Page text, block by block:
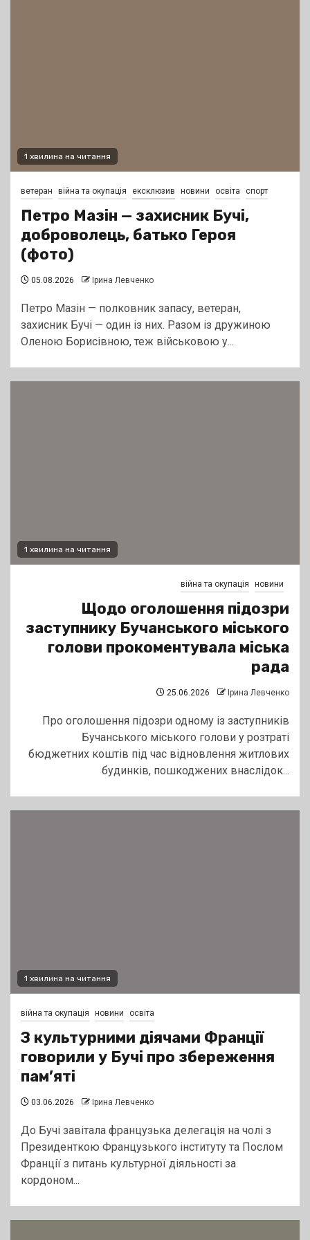
1 хвилина на читання
ветеран війна та окупація ексклюзив новини освіта спорт
Петро Мазін — захисник Бучі,
доброволець, батько Героя
(фото)
05.08.2026 Ірина Левченко
Петро Мазін — полковник запасу, ветеран,
захисник Бучі — один із них. Разом із дружиною
Оленою Борисівною, теж військовою у...
1 хвилина на читання
війна та окупація новини
Щодо оголошення підозри
заступнику Бучанського міського
голови прокоментувала міська
рада
25.06.2026 Ірина Левченко
Про оголошення підозри одному із заступників
Бучанського міського голови у розтраті
бюджетних коштів під час відновлення житлових
будинків, пошкоджених внаслідок...
1 хвилина на читання
війна та окупація новини освіта
З культурними діячами Франції
говорили у Бучі про збереження
пам’яті
03.06.2026 Ірина Левченко
До Бучі завітала французька делегація на чолі з
Президенткою Французького інституту та Послом
Франції з питань культурної діяльності за
кордоном...